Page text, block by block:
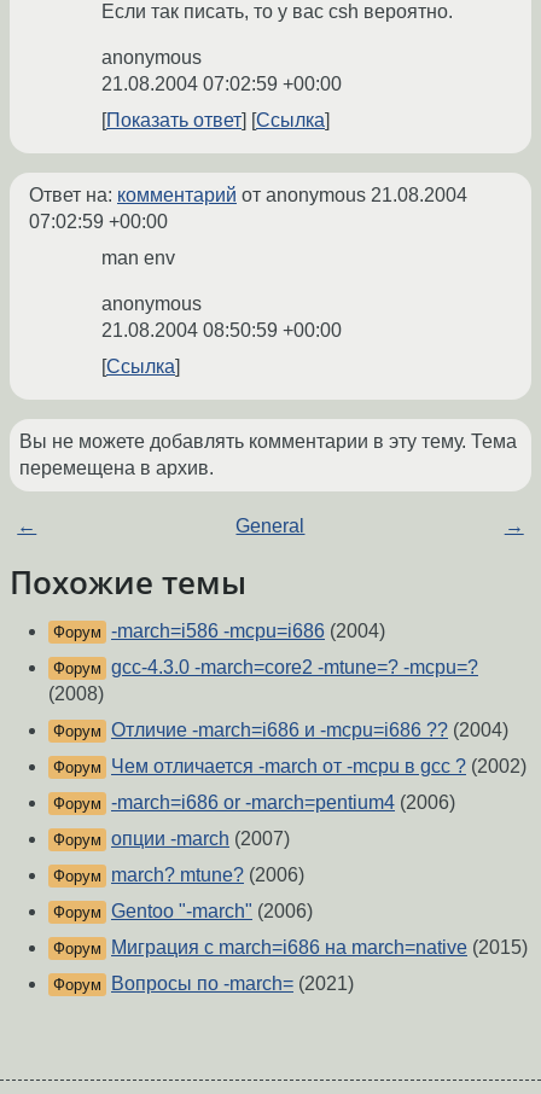
Если так писать, то у вас csh вероятно.
anonymous
21.08.2004 07:02:59 +00:00
Показать ответ
Ссылка
Ответ на: комментарий от anonymous 21.08.2004
07:02:59 +00:00
man env
anonymous
21.08.2004 08:50:59 +00:00
Ссылка
Вы не можете добавлять комментарии в эту тему. Тема
перемещена в архив.
← General →
Похожие темы
Форум -march=i586 -mcpu=i686 (2004)
Форум gcc-4.3.0 -march=core2 -mtune=? -mcpu=?
(2008)
Форум Отличие -march=i686 и -mcpu=i686 ?? (2004)
Форум Чем отличается -march от -mcpu в gcc ? (2002)
Форум -march=i686 or -march=pentium4 (2006)
Форум опции -march (2007)
Форум march? mtune? (2006)
Форум Gentoo "-march" (2006)
Форум Миграция с march=i686 на march=native (2015)
Форум Вопросы по -march= (2021)